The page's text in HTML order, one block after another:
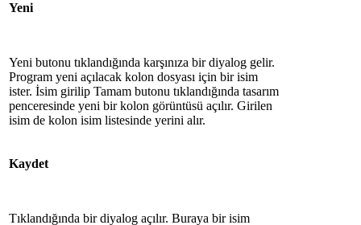
Yeni
Yeni butonu tıklandığında karşınıza bir diyalog gelir.
Program yeni açılacak kolon dosyası için bir isim
ister. İsim girilip Tamam butonu tıklandığında tasarım
penceresinde yeni bir kolon görüntüsü açılır. Girilen
isim de kolon isim listesinde yerini alır.
Kaydet
Tıklandığında bir diyalog açılır. Buraya bir isim